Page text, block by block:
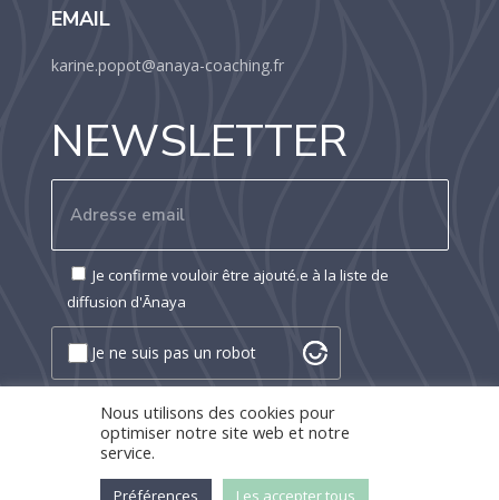
EMAIL
karine.popot@anaya-coaching.fr
NEWSLETTER
Je confirme vouloir être ajouté.e à la liste de
diffusion d'Ānaya
Je ne suis pas un robot
2026 Oasis Yoga Studio|Mentions légales
Nous utilisons des cookies pour
optimiser notre site web et notre
service.
Préférences Les accepter tous